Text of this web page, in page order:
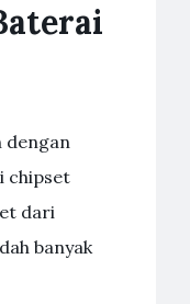
dengan
chipset
dari
banyak